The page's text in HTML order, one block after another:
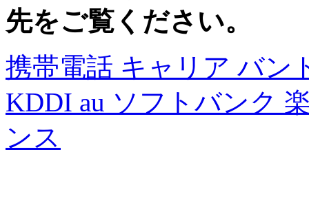
先をご覧ください。
携帯電話 キャリア バン
KDDI au ソフトバンク
ンス